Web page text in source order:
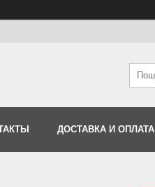
ДОСТАВКА И ОПЛАТА